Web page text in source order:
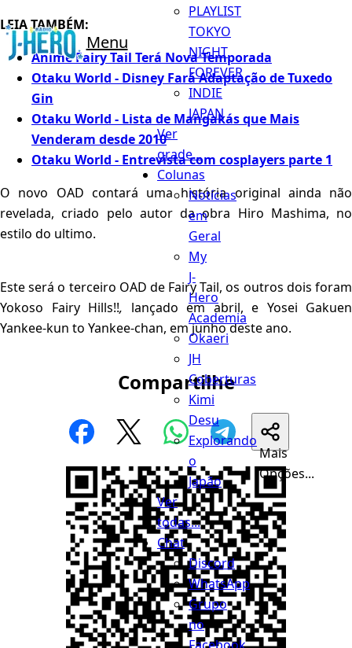
Menu
PLAYLIST
TOKYO
NIGHT
FOREVER
INDIE
JAPAN
Ver
grade...
Colunas
Notícias
em
Geral
My
J-
Hero
Academia
Okaeri
JH
Coberturas
Kimi
Desu
Explorando
o
Japão
Ver
todas...
Chat
Discord
WhatsApp
Grupo
no
LEIA TAMBÉM:
Anime Fairy Tail Terá Nova Temporada
Otaku World - Disney Fará Adaptação de Tuxedo
Gin
Otaku World - Lista de Mangakás que Mais
Venderam desde 2010
Otaku World - Entrevista com cosplayers parte 1
O novo OAD contará uma história original ainda não
revelada, criado pelo autor da obra Hiro Mashima, no
estilo do ultimo.
Este será o terceiro OAD de Fairy Tail, os outros dois foram
Yokoso Fairy Hills!!, lançado em abril, e Yosei Gakuen
Yankee-kun to Yankee-chan, em junho deste ano.
Compartilhe
Mais
Opções...